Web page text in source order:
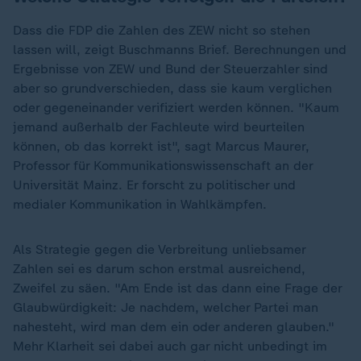
Dass die FDP die Zahlen des ZEW nicht so stehen
lassen will, zeigt Buschmanns Brief. Berechnungen und
Ergebnisse von ZEW und Bund der Steuerzahler sind
aber so grundverschieden, dass sie kaum verglichen
oder gegeneinander verifiziert werden können. "Kaum
jemand außerhalb der Fachleute wird beurteilen
können, ob das korrekt ist", sagt Marcus Maurer,
Professor für Kommunikationswissenschaft an der
Universität Mainz. Er forscht zu politischer und
medialer Kommunikation in Wahlkämpfen.
Als Strategie gegen die Verbreitung unliebsamer
Zahlen sei es darum schon erstmal ausreichend,
Zweifel zu säen. "Am Ende ist das dann eine Frage der
Glaubwürdigkeit: Je nachdem, welcher Partei man
nahesteht, wird man dem ein oder anderen glauben."
Mehr Klarheit sei dabei auch gar nicht unbedingt im